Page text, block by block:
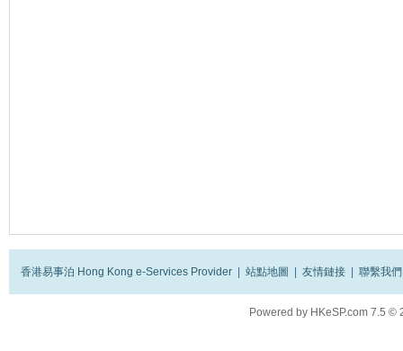
香港易事泊 Hong Kong e-Services Provider 站點地圖 友情鏈接 聯繫我們
Powered by HKeSP.com 7.5 ©